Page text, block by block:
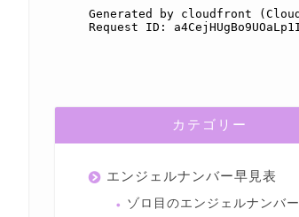
カテゴリー
エンジェルナンバー早見表
ゾロ目のエンジェルナンバー